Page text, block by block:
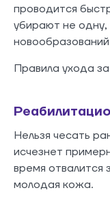
проводится
убирают не одну,
Правила ухода
Нельзя чесать
исчезнет
время отвалится
молодая кожа.